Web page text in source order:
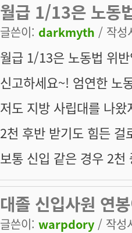
월급 1/13은 노동
글쓴이: darkmyth / 작성
월급 1/13은 노동법 위
신고하세요~! 엄연한 노
저도 지방 사립대를 나
2천 후반 받기도 힘든 걸
보통 신입 같은 경우 2천
대졸 신입사원 연
글쓴이: warpdory / 작성